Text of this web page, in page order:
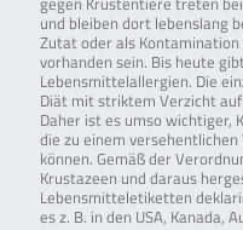
und bleiben dort lebenslang
Zutat oder als
vorhanden sein. Bis heute
Lebensmittelallergien. Die
Diät mit striktem Verzicht
Daher ist es umso wichtiger,
die zu einem
können. Gemäß der
Krustazeen und daraus
Lebensmitteletiketten
es z. B. in den USA, Kanada,